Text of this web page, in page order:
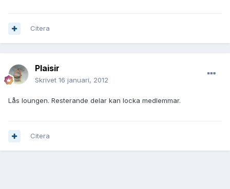
Citera
Plaisir
Skrivet 16 januari, 2012
Lås loungen. Resterande delar kan locka medlemmar.
Citera